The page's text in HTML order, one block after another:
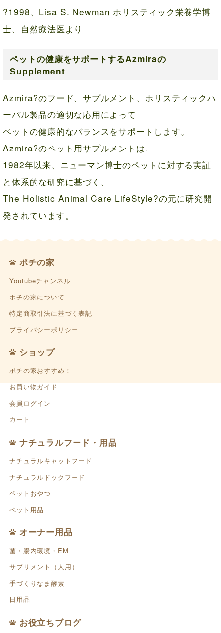
?1998、Lisa S. Newman ホリスティック栄養学博
士、自然療法医より
ペットの健康をサポートするAzmiraの
Supplement
Azmira?のフード、サプルメント、ホリスティックハ
ーバル製品の適切な応用によって
ペットの健康的なバランスをサポートします。
Azmira?のペット用サプルメントは、
1982年以来、ニューマン博士のペットに対する実証
と体系的な研究に基づく、
The Holistic Animal Care LifeStyle?の元に研究開
発されています。
ポチの家
Youtubeチャンネル
ポチの家について
特定商取引法に基づく表記
プライバシーポリシー
ショップ
ポチの家おすすめ！
お買い物ガイド
会員ログイン
カート
ナチュラルフード・用品
ナチュラルキャットフード
ナチュラルドックフード
ペットおやつ
ペット用品
オーナー用品
菌・腸内環境・EM
サプリメント（人用）
手づくりなま酵素
日用品
お役立ちブログ